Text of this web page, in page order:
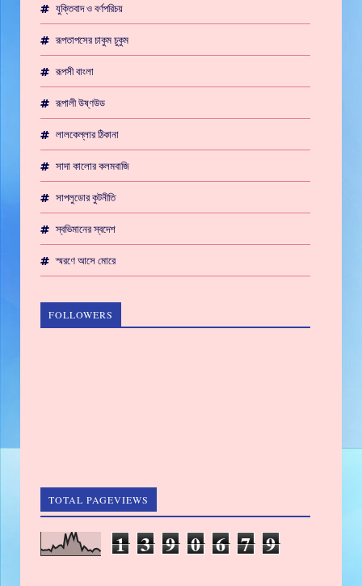
যুক্তিবাদ ও বর্ণপরিচয়
রূপতাপসের চাকুম চুকুম
রূপসী বাংলা
রূপালী উষ্ণউড
লালকেল্লার ঠিকানা
সাদা কালোর কলমবাজি
সাপলুডোর কুটনীতি
স্বভিমানের স্বদেশ
স্মরণে আসে মোরে
FOLLOWERS
TOTAL PAGEVIEWS
1 3 9 0 6 7 9